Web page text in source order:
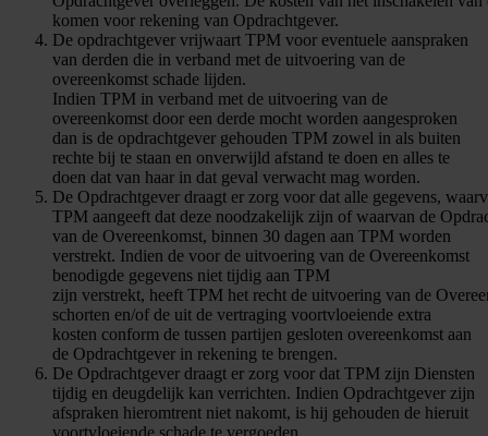
komen voor rekening van Opdrachtgever.
De opdrachtgever vrijwaart TPM voor eventuele aanspraken
van derden die in verband met de uitvoering van de
overeenkomst schade lijden.
Indien TPM in verband met de uitvoering van de
overeenkomst door een derde mocht worden aangesproken
dan is de opdrachtgever gehouden TPM zowel in als buiten
rechte bij te staan en onverwijld afstand te doen en alles te
doen dat van haar in dat geval verwacht mag worden.
De Opdrachtgever draagt er zorg voor dat alle gegevens,
TPM aangeeft dat deze noodzakelijk zijn of waarvan de
van de Overeenkomst, binnen 30 dagen aan TPM worden
verstrekt. Indien de voor de uitvoering van de Overeenkomst
benodigde gegevens niet tijdig aan TPM
zijn verstrekt, heeft TPM het recht de uitvoering van de
schorten en/of de uit de vertraging voortvloeiende extra
kosten conform de tussen partijen gesloten overeenkomst aan
de Opdrachtgever in rekening te brengen.
De Opdrachtgever draagt er zorg voor dat TPM zijn Diensten
tijdig en deugdelijk kan verrichten. Indien Opdrachtgever zijn
afspraken hieromtrent niet nakomt, is hij gehouden de hieruit
voortvloeiende schade te vergoeden.